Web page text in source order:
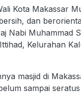
Kota Makassar
dan
Nabi Muhammad
Kelurahan
masjid di
sampai